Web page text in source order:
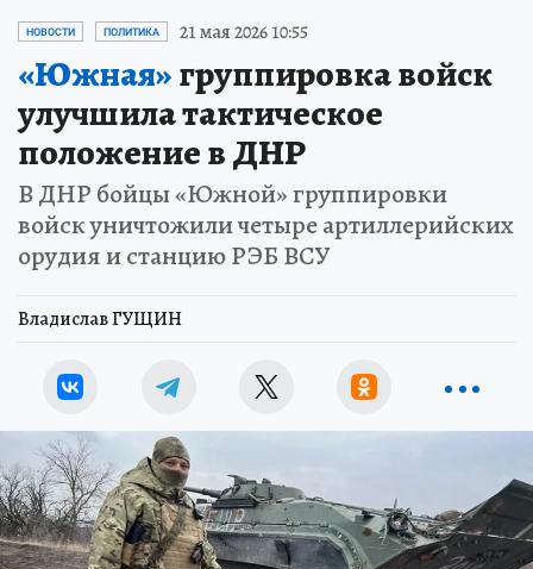
НОВОСТИ ПОЛИТИКА 21 мая 2026 10:55
«Южная»группировка войск
улучшила тактическое
положение в ДНР
В ДНР бойцы «Южной» группировки
войск уничтожили четыре артиллерийских
орудия и станцию РЭБ ВСУ
Владислав ГУЩИН